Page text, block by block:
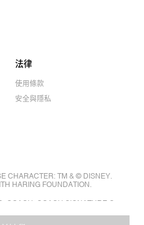
法律
使用條款
安全與隱私
CHARACTER: TM & © DISNEY.
HARING FOUNDATION.
COACH, COACH SIGNATURE C